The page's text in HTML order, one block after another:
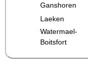
Ganshoren
Laeken
Watermael-
Boitsfort